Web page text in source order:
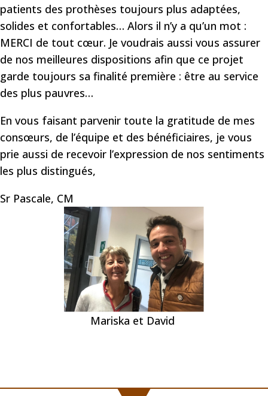
patients des prothèses toujours plus adaptées,
solides et confortables… Alors il n’y a qu’un mot :
MERCI de tout cœur. Je voudrais aussi vous assurer
de nos meilleures dispositions afin que ce projet
garde toujours sa finalité première : être au service
des plus pauvres…
En vous faisant parvenir toute la gratitude de mes
consœurs, de l’équipe et des bénéficiaires, je vous
prie aussi de recevoir l’expression de nos sentiments
les plus distingués,
Sr Pascale, CM
Mariska et David